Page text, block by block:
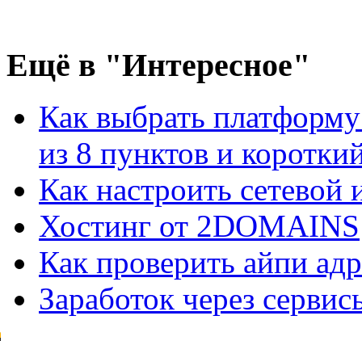
Ещё в "Интересное"
Как выбрать
из 8 пунктов и
Как настроить
Хостинг от 2DOMAINS
Как проверить айпи
Заработок через